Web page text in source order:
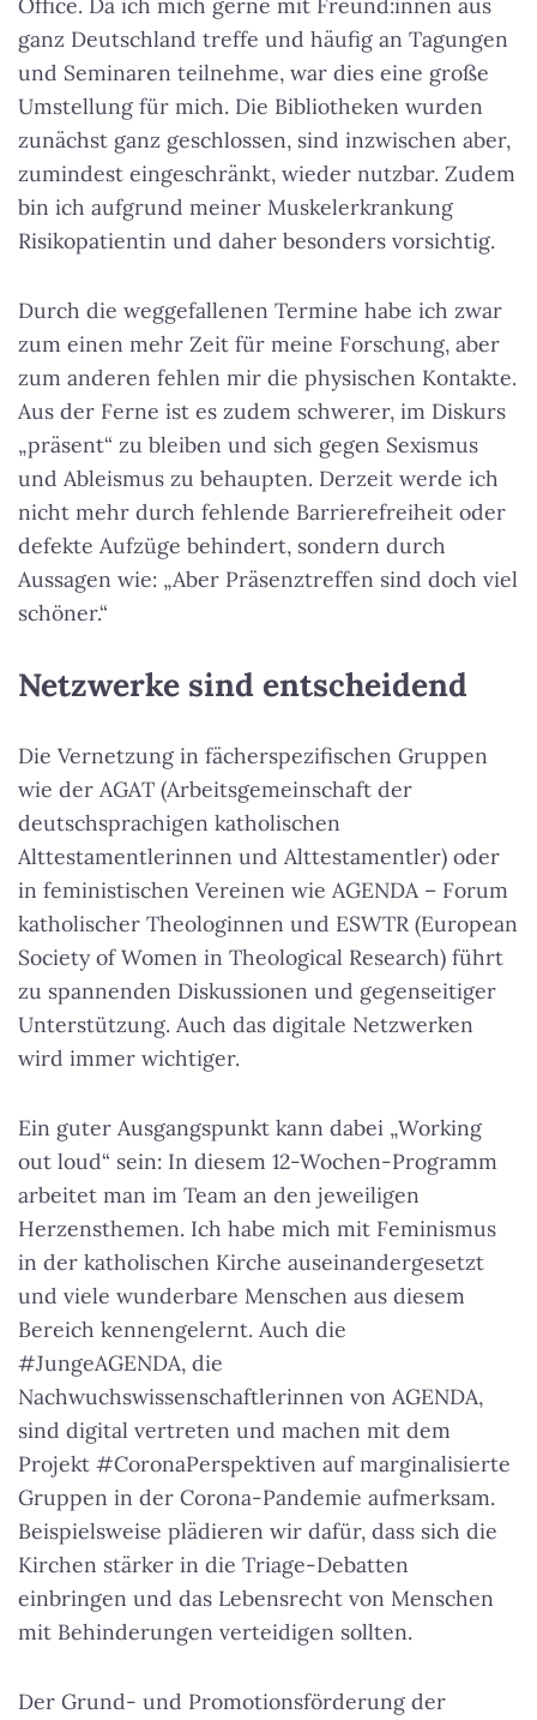
Office. Da ich mich gerne mit Freund:innen aus
ganz Deutschland treffe und häufig an Tagungen
und Seminaren teilnehme, war dies eine große
Umstellung für mich. Die Bibliotheken wurden
zunächst ganz geschlossen, sind inzwischen aber,
zumindest eingeschränkt, wieder nutzbar. Zudem
bin ich aufgrund meiner Muskelerkrankung
Risikopatientin und daher besonders vorsichtig.
Durch die weggefallenen Termine habe ich zwar
zum einen mehr Zeit für meine Forschung, aber
zum anderen fehlen mir die physischen Kontakte.
Aus der Ferne ist es zudem schwerer, im Diskurs
„präsent“ zu bleiben und sich gegen Sexismus
und Ableismus zu behaupten. Derzeit werde ich
nicht mehr durch fehlende Barrierefreiheit oder
defekte Aufzüge behindert, sondern durch
Aussagen wie: „Aber Präsenztreffen sind doch viel
schöner.“
Netzwerke sind entscheidend
Die Vernetzung in fächerspezifischen Gruppen
wie der AGAT (Arbeitsgemeinschaft der
deutschsprachigen katholischen
Alttestamentlerinnen und Alttestamentler) oder
in feministischen Vereinen wie AGENDA – Forum
katholischer Theologinnen und ESWTR (European
Society of Women in Theological Research) führt
zu spannenden Diskussionen und gegenseitiger
Unterstützung. Auch das digitale Netzwerken
wird immer wichtiger.
Ein guter Ausgangspunkt kann dabei „Working
out loud“ sein: In diesem 12-Wochen-Programm
arbeitet man im Team an den jeweiligen
Herzensthemen. Ich habe mich mit Feminismus
in der katholischen Kirche auseinandergesetzt
und viele wunderbare Menschen aus diesem
Bereich kennengelernt. Auch die
#JungeAGENDA, die
Nachwuchswissenschaftlerinnen von AGENDA,
sind digital vertreten und machen mit dem
Projekt #CoronaPerspektiven auf marginalisierte
Gruppen in der Corona-Pandemie aufmerksam.
Beispielsweise plädieren wir dafür, dass sich die
Kirchen stärker in die Triage-Debatten
einbringen und das Lebensrecht von Menschen
mit Behinderungen verteidigen sollten.
Der Grund- und Promotionsförderung der